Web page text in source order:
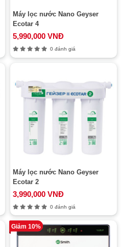
Máy lọc nước Nano Geyser
Ecotar 4
5,990,000 VNĐ
0 đánh giá
Máy lọc nước Nano Geyser
Ecotar 2
3,990,000 VNĐ
0 đánh giá
Giảm 10%